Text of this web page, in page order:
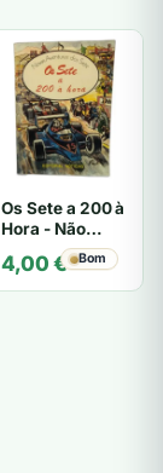
Os Sete a 200 à
Hora - Não
especificado
4,00€ Bom